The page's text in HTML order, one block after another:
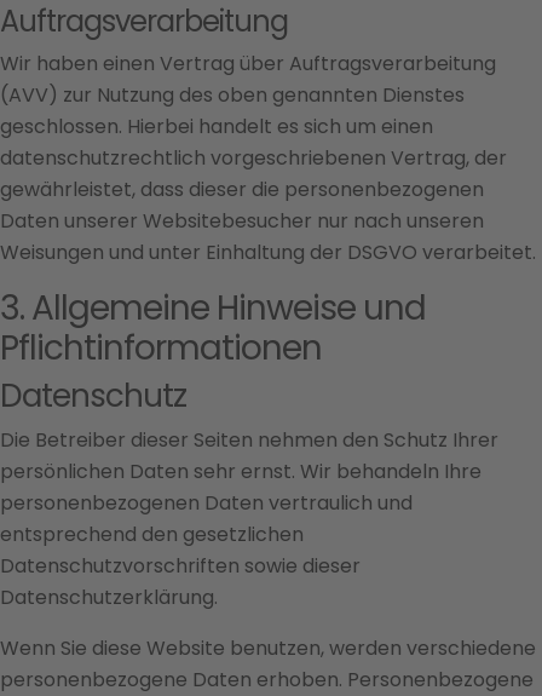
Auftragsverarbeitung
Wir haben einen Vertrag über Auftragsverarbeitung
(AVV) zur Nutzung des oben genannten Dienstes
geschlossen. Hierbei handelt es sich um einen
datenschutzrechtlich vorgeschriebenen Vertrag, der
gewährleistet, dass dieser die personenbezogenen
Daten unserer Websitebesucher nur nach unseren
Weisungen und unter Einhaltung der DSGVO verarbeitet.
3. Allgemeine Hinweise und
Pflicht­informationen
Datenschutz
Die Betreiber dieser Seiten nehmen den Schutz Ihrer
persönlichen Daten sehr ernst. Wir behandeln Ihre
personenbezogenen Daten vertraulich und
entsprechend den gesetzlichen
Datenschutzvorschriften sowie dieser
Datenschutzerklärung.
Wenn Sie diese Website benutzen, werden verschiedene
personenbezogene Daten erhoben. Personenbezogene